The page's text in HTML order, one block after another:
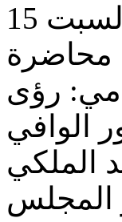
نظّم مجلس اللسان العربي بموريتانيا، صباح اليوم السبت 15
1447هـ الموافق 06 ديسمبر 2025م، محاضرة
رؤى
الوافي
الملكي